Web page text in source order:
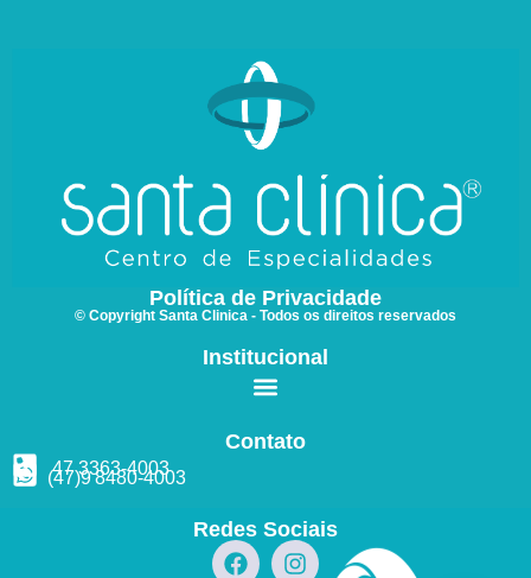
Política de Privacidade
© Copyright Santa Clinica - Todos os direitos reservados
Institucional
Contato
47 3363-4003
(47)98480-4003
Redes Sociais